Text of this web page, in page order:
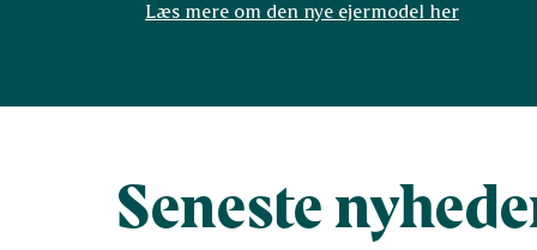
Læs mere om den nye ejermodel her
Seneste